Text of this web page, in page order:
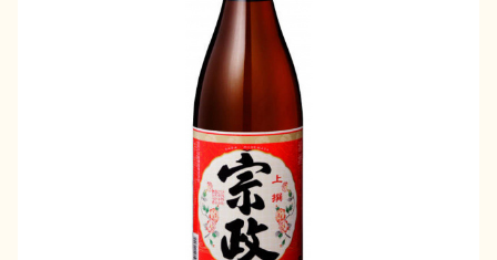
地酒カタログ
地酒解体新書